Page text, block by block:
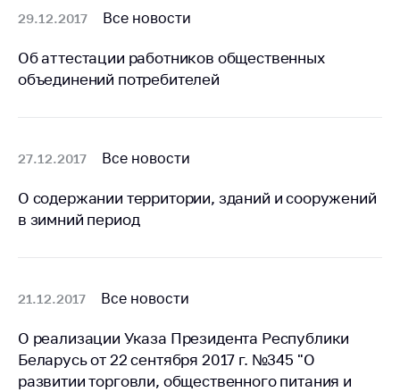
универсальная
Общественная
жизнь
Официальные
символы
Ценовая политика
Антимонопольное
регулирование и
конкуренция
29.12.2017 Все новости
Об аттестации работников общественных
объединений потребителей
27.12.2017 Все новости
О содержании территории, зданий и сооружений
в зимний период
21.12.2017 Все новости
О реализации Указа Президента Республики
Беларусь от 22 сентября 2017 г. №345 "О
развитии торговли, общественного питания и